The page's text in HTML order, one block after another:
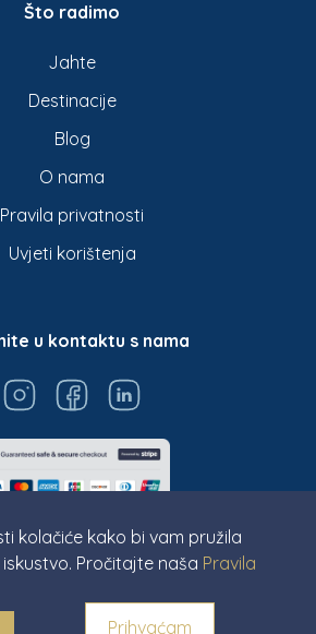
Što radimo
Jahte
Destinacije
Blog
O nama
Pravila privatnosti
Uvjeti korištenja
u kontaktu s nama
2026 All rights reserved
kolačiće kako bi vam pružila
Pročitajte naša Pravila
Prihvaćam